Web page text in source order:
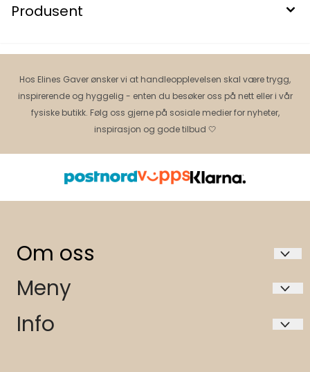
Produsent
Hos Elines Gaver ønsker vi at handleopplevelsen skal være trygg,
inspirerende og hyggelig - enten du besøker oss på nett eller i vår
fysiske butikk. Følg oss gjerne på sosiale medier for nyheter,
inspirasjon og gode tilbud 🤍
Om oss
Elines gaver AS 991472924 mva
Storgata 27
3674 Notodden
Meny
Hvem er vi?
Info